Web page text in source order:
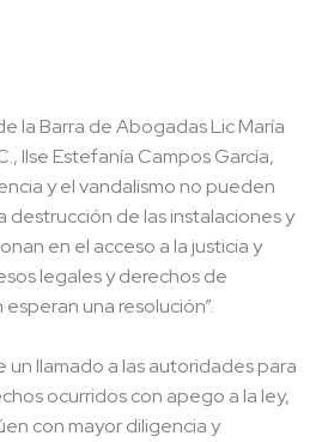
la Barra de Abogadas Lic María
Ilse Estefanía Campos García,
y el vandalismo no pueden
destrucción de las instalaciones y
en el acceso a la justicia y
legales y derechos de
una resolución”.
un llamado a las autoridades para
ocurridos con apego a la ley,
con mayor diligencia y